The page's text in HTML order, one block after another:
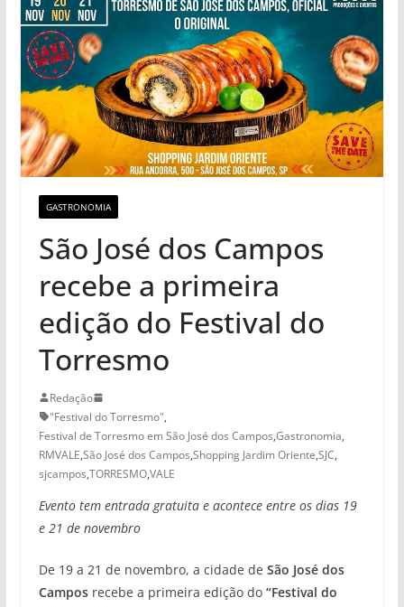
GASTRONOMIA
São José dos Campos
recebe a primeira
edição do Festival do
Torresmo
Redação
"Festival do Torresmo",
Festival de Torresmo em São José dos Campos,Gastronomia,
RMVALE,São José dos Campos,Shopping Jardim Oriente,SJC,
sjcampos,TORRESMO,VALE
Evento tem entrada gratuita e acontece entre os dias 19
e 21 de novembro
De 19 a 21 de novembro, a cidade de São José dos
Camposrecebe a primeira edição do “Festival do